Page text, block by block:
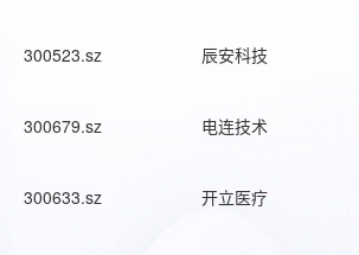
300523.sz 辰安科技
300679.sz 电连技术
300633.sz 开立医疗